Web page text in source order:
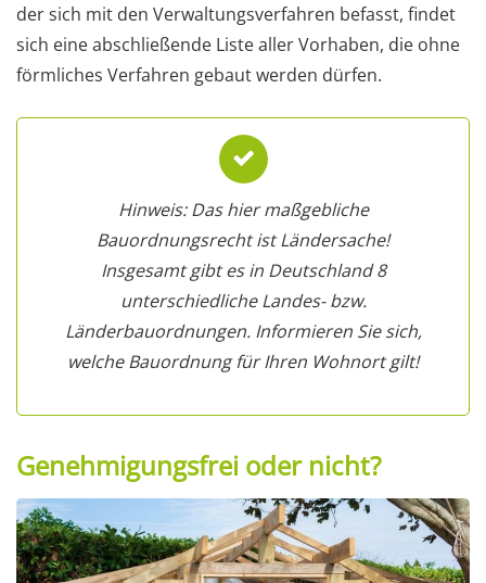
der sich mit den Verwaltungsverfahren befasst, findet
sich eine abschließende Liste aller Vorhaben, die ohne
förmliches Verfahren gebaut werden dürfen.
Hinweis: Das hier maßgebliche
Bauordnungsrecht ist Ländersache!
Insgesamt gibt es in Deutschland 8
unterschiedliche Landes- bzw.
Länderbauordnungen. Informieren Sie sich,
welche Bauordnung für Ihren Wohnort gilt!
Genehmigungsfrei oder nicht?